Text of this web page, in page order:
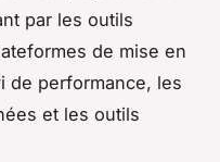
par les outils
de mise en
de performance, les
et les outils